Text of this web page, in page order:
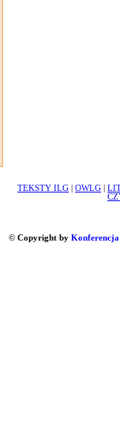
TEKSTY ILG OWLG
© Copyright by Konferencja